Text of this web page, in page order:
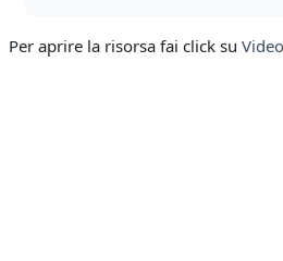
Per aprire la risorsa fai click su